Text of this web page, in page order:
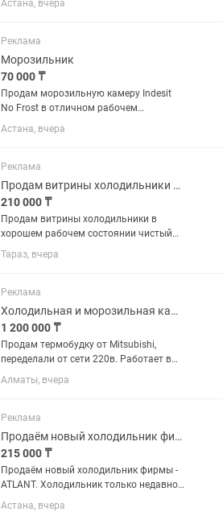
морозит, работает тихо. Все полки и
дома, магазина или дачи.
Производитель:...
Астана, вчера
Реклама
Морозильник
70 000 ₸
Продам морозильную камеру Indesit
No Frost в отличном рабочем
состоянии. Полностью исправна,
хорошо морозит, работает тихо.
требуется. Чистая, без посторонних...
Астана, вчера
Реклама
Продам витрины холодильники в хорошем рабочем состоянии чистый
210 000 ₸
Продам витрины холодильники в
хорошем рабочем состоянии чистый
цена за каждый по 250 тысяч
Тараз, вчера
Реклама
Холодильная и морозильная камера
1 200 000 ₸
Продам термобудку от Mitsubishi,
переделали от сети 220в. Работает в
двух вариантах как плюсовой
холодильник и минусовой
Ауэзовский район, мкр.Достык. Выше
Кар сити....
Алматы, вчера
Реклама
Продаём новый холодильник фирмы - ATLANT.
215 000 ₸
Продаём новый холодильник фирмы -
ATLANT. Холодильник только недавно
купили. Продаём, в связи с тем что не
подошёл по размеру. Холодильник
Астана, вчера